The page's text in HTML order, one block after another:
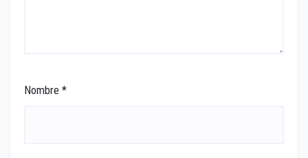
Nombre *